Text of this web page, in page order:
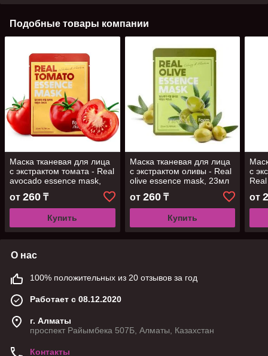
Подобные товары компании
Маска тканевая для лица
с экстрактом томата - Real
avocado essence mask,
от 260 ₸
Купить
Маска тканевая для лица
с экстрактом оливы - Real
olive essence mask, 23мл
от 260₸
Купить
с
от
О нас
100% положительных из 20 отзывов за год
Работает с 08.12.2020
г. Алматы
проспект Райымбека 507Б, Алматы, Казахстан
Контакты